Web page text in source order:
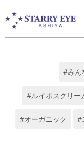
#みん
#ルイボスクリー
#オーガニック #